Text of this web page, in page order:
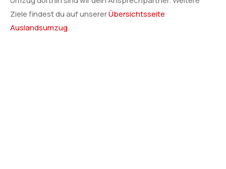
Ziele findest du auf unsererÜbersichtsseite
Auslandsumzug.